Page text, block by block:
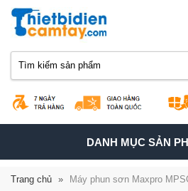
TOGGLE
NAVIGATION
DANH MỤC SẢN
Trang chủ » Máy phun sơn Maxpro